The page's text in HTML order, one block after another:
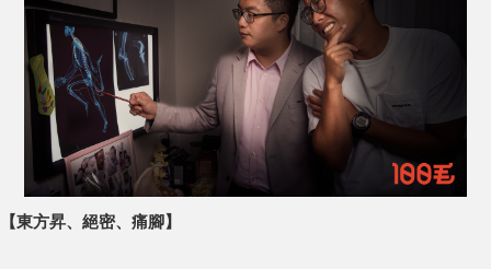
【東方昇、絕密、痛腳】